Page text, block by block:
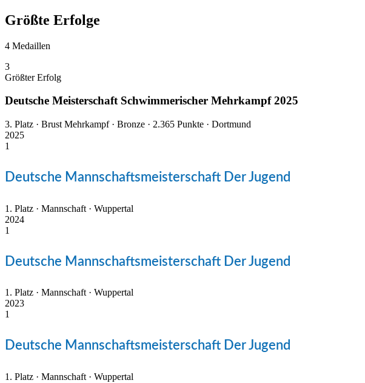
Größte Erfolge
4 Medaillen
3
Größter Erfolg
Deutsche Meisterschaft Schwimmerischer Mehrkampf 2025
3. Platz · Brust Mehrkampf · Bronze · 2.365 Punkte · Dortmund
2025
1
Deutsche Mannschaftsmeisterschaft Der Jugend
1. Platz · Mannschaft · Wuppertal
2024
1
Deutsche Mannschaftsmeisterschaft Der Jugend
1. Platz · Mannschaft · Wuppertal
2023
1
Deutsche Mannschaftsmeisterschaft Der Jugend
1. Platz · Mannschaft · Wuppertal